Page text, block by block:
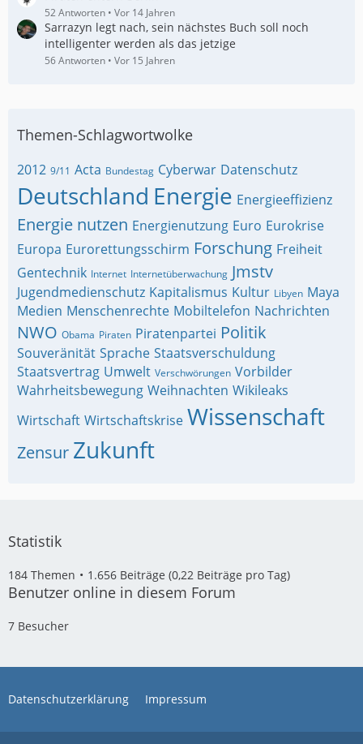
52 Antworten Vor 14 Jahren
Sarrazyn legt nach, sein nächstes Buch soll noch
intelligenter werden als das jetzige
56 Antworten Vor 15 Jahren
Themen-Schlagwortwolke
2012 9/11 Acta Bundestag Cyberwar Datenschutz
Deutschland Energie Energieeffizienz
Energie nutzen Energienutzung Euro Eurokrise
Europa Eurorettungsschirm Forschung Freiheit
Gentechnik Internet Internetüberwachung Jmstv
Jugendmedienschutz Kapitalismus Kultur Libyen Maya
Medien Menschenrechte Mobiltelefon Nachrichten
NWO Obama Piraten Piratenpartei Politik
Souveränität Sprache Staatsverschuldung
Staatsvertrag Umwelt Verschwörungen Vorbilder
Wahrheitsbewegung Weihnachten Wikileaks
Wirtschaft Wirtschaftskrise Wissenschaft
Zensur Zukunft
Statistik
184 Themen 1.656 Beiträge (0,22 Beiträge pro Tag)
Benutzer online in diesem Forum
7 Besucher
Datenschutzerklärung Impressum